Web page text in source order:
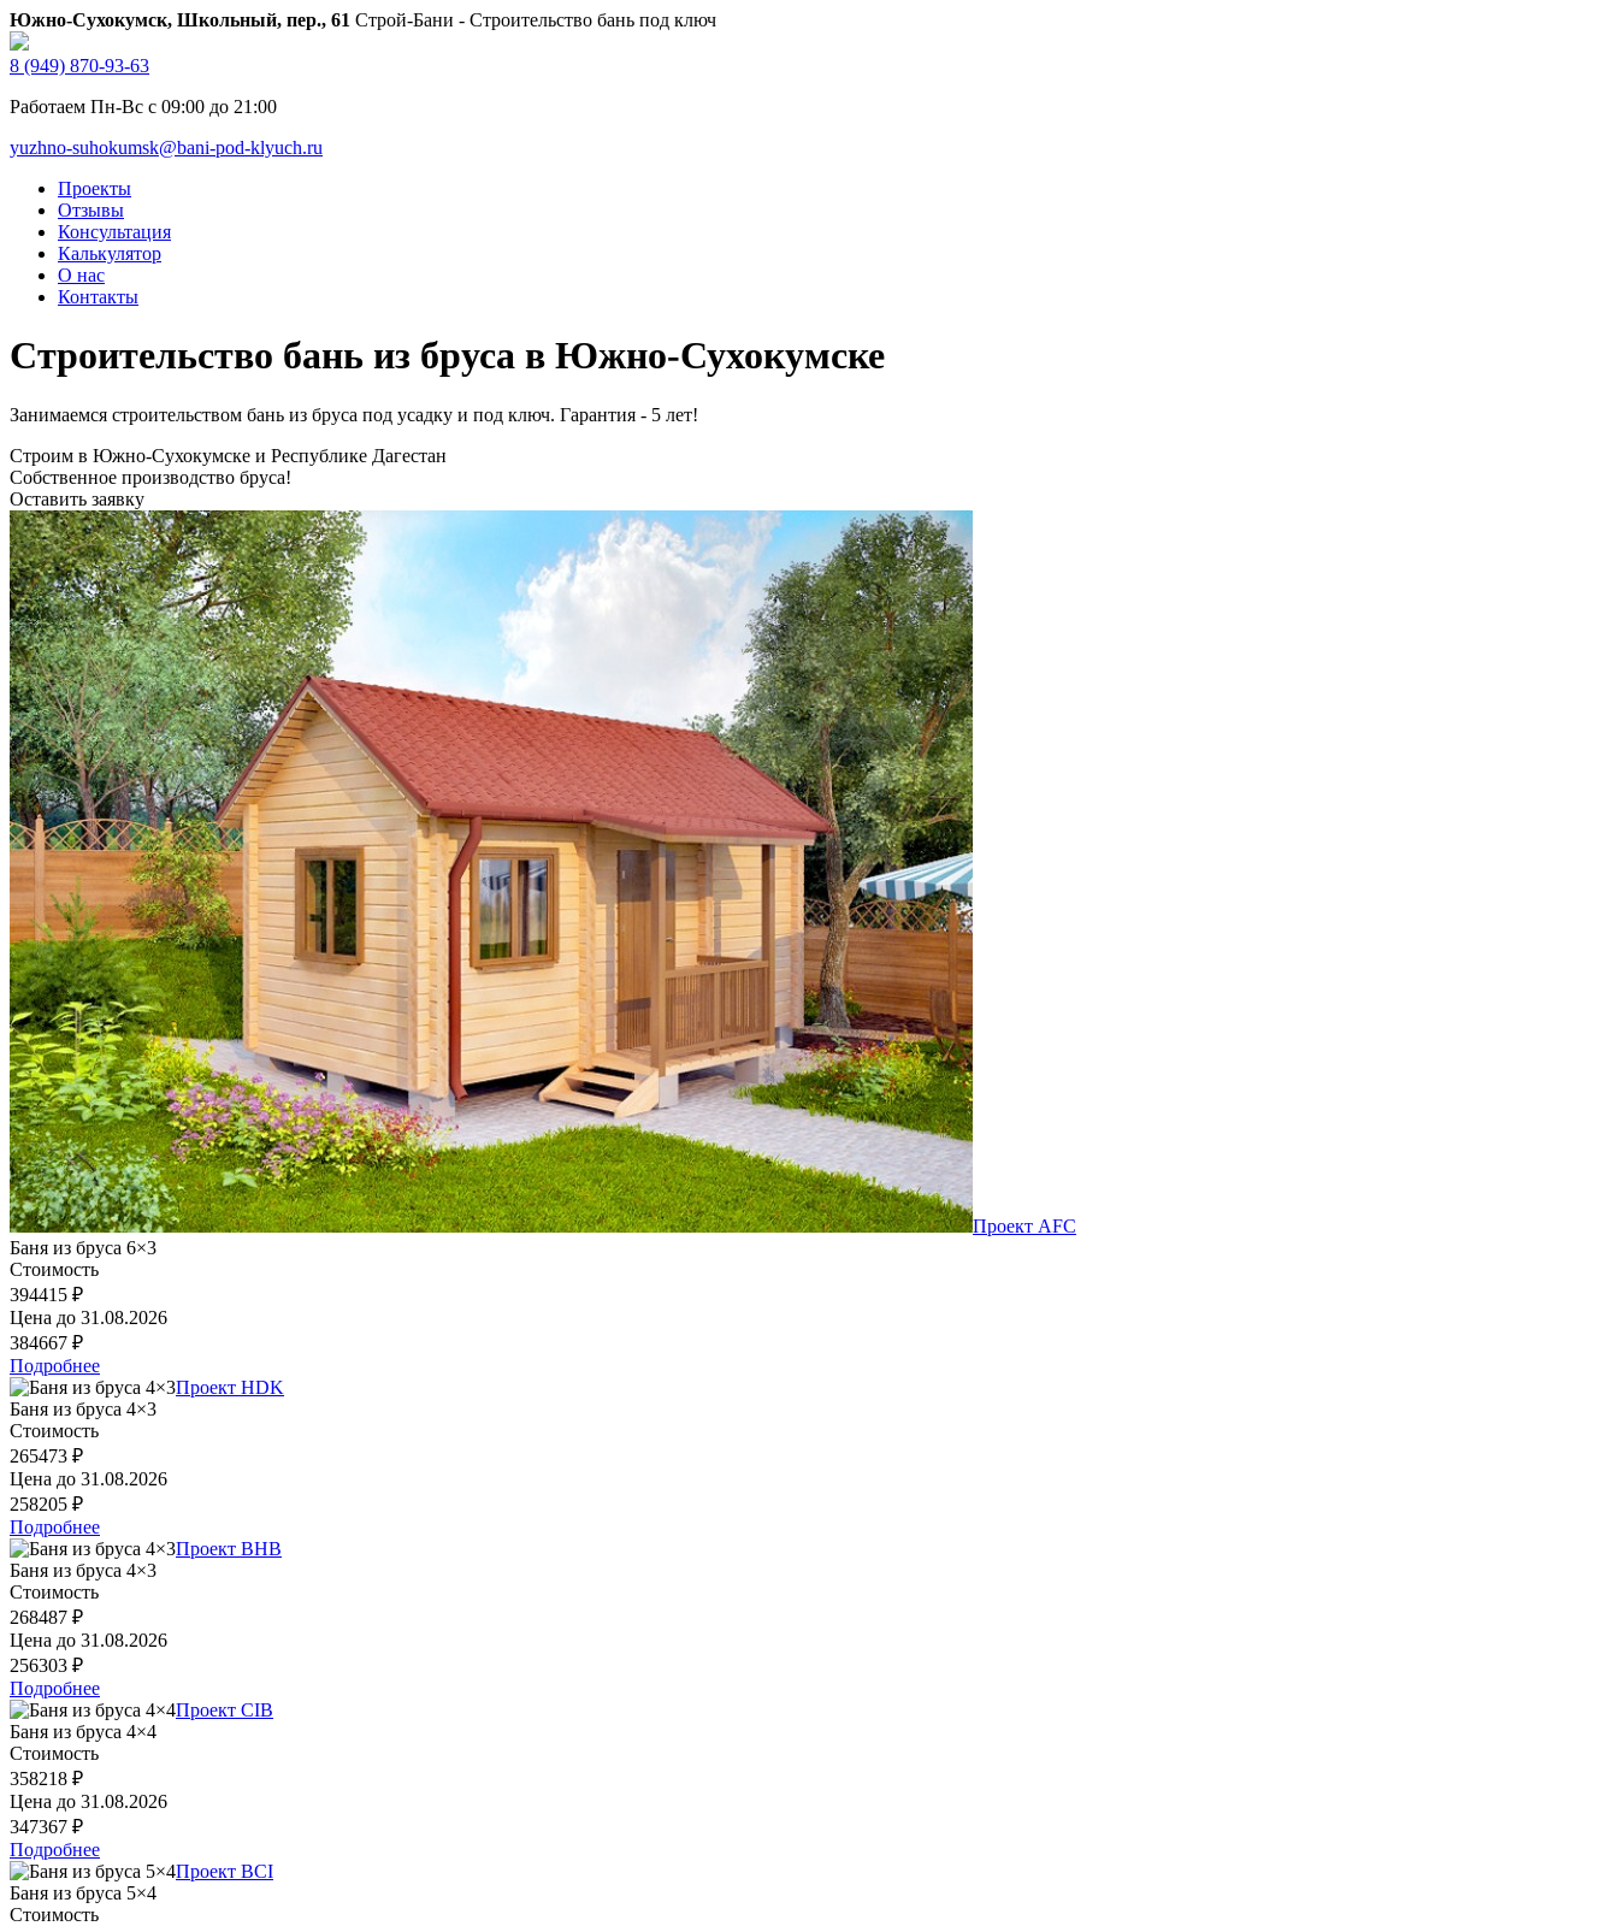
Южно-Сухокумск, Школьный, пер., 61 Строй-Бани - Строительство бань под ключ
8 (949) 870-93-63
Работаем Пн-Вс с 09:00 до 21:00
yuzhno-suhokumsk@bani-pod-klyuch.ru
Проекты
Отзывы
Консультация
Калькулятор
О нас
Контакты
Строительство бань из бруса в Южно-Сухокумске
Занимаемся строительством бань из бруса под усадку и под ключ. Гарантия - 5 лет!
Строим в Южно-Сухокумске и Республике Дагестан
Собственное производство бруса!
Оставить заявку
Проект AFC
Баня из бруса 6×3
Стоимость
394415 ₽
Цена до 31.08.2026
384667 ₽
Подробнее
Проект HDK
Баня из бруса 4×3
Стоимость
265473 ₽
Цена до 31.08.2026
258205 ₽
Подробнее
Проект BHB
Баня из бруса 4×3
Стоимость
268487 ₽
Цена до 31.08.2026
256303 ₽
Подробнее
Проект CIB
Баня из бруса 4×4
Стоимость
358218 ₽
Цена до 31.08.2026
347367 ₽
Подробнее
Проект BCI
Баня из бруса 5×4
Стоимость